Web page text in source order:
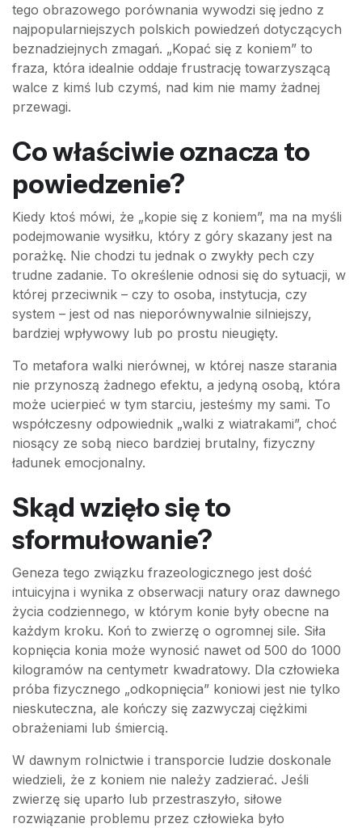
tego obrazowego porównania wywodzi się jedno z
najpopularniejszych polskich powiedzeń dotyczących
beznadziejnych zmagań. „Kopać się z koniem” to
fraza, która idealnie oddaje frustrację towarzyszącą
walce z kimś lub czymś, nad kim nie mamy żadnej
przewagi.
Co właściwie oznacza to
powiedzenie?
Kiedy ktoś mówi, że „kopie się z koniem”, ma na myśli
podejmowanie wysiłku, który z góry skazany jest na
porażkę. Nie chodzi tu jednak o zwykły pech czy
trudne zadanie. To określenie odnosi się do sytuacji, w
której przeciwnik – czy to osoba, instytucja, czy
system – jest od nas nieporównywalnie silniejszy,
bardziej wpływowy lub po prostu nieugięty.
To metafora walki nierównej, w której nasze starania
nie przynoszą żadnego efektu, a jedyną osobą, która
może ucierpieć w tym starciu, jesteśmy my sami. To
współczesny odpowiednik „walki z wiatrakami”, choć
niosący ze sobą nieco bardziej brutalny, fizyczny
ładunek emocjonalny.
Skąd wzięło się to
sformułowanie?
Geneza tego związku frazeologicznego jest dość
intuicyjna i wynika z obserwacji natury oraz dawnego
życia codziennego, w którym konie były obecne na
każdym kroku. Koń to zwierzę o ogromnej sile. Siła
kopnięcia konia może wynosić nawet od 500 do 1000
kilogramów na centymetr kwadratowy. Dla człowieka
próba fizycznego „odkopnięcia” koniowi jest nie tylko
nieskuteczna, ale kończy się zazwyczaj ciężkimi
obrażeniami lub śmiercią.
W dawnym rolnictwie i transporcie ludzie doskonale
wiedzieli, że z koniem nie należy zadzierać. Jeśli
zwierzę się uparło lub przestraszyło, siłowe
rozwiązanie problemu przez człowieka było